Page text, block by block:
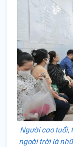
Người cao tuổi,
ngoài trời là